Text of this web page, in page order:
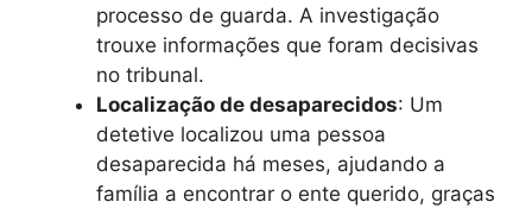
processo de guarda. A investigação
trouxe informações que foram decisivas
no tribunal.
Localização de desaparecidos: Um
detetive localizou uma pessoa
desaparecida há meses, ajudando a
família a encontrar o ente querido, graças